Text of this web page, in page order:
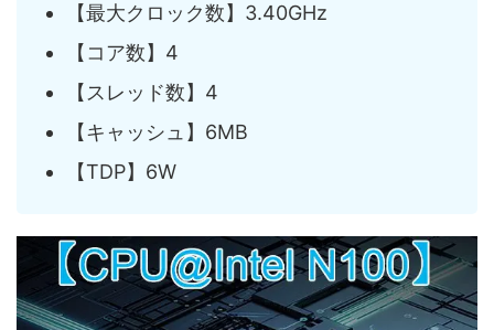
【最大クロック数】3.40GHz
【コア数】4
【スレッド数】4
【キャッシュ】6MB
【TDP】6W